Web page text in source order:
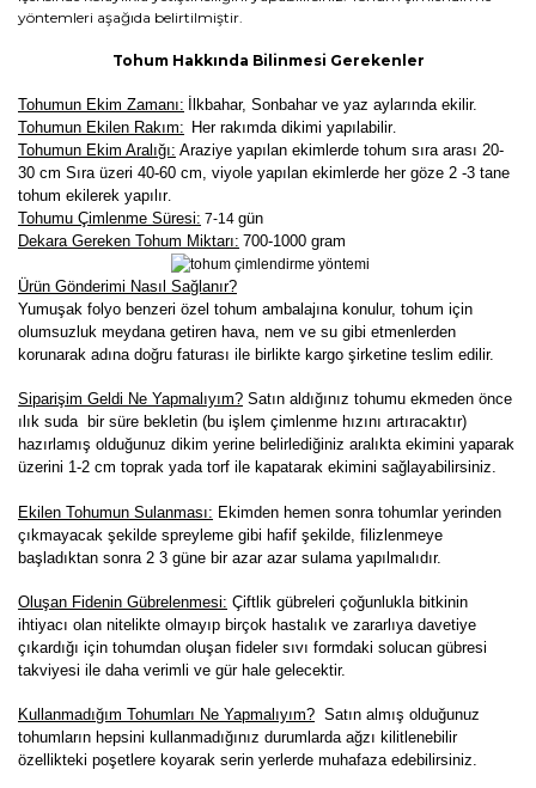
yöntemleri aşağıda belirtilmiştir.
Tohum Hakkında Bilinmesi Gerekenler
Tohumun Ekim Zamanı:
İlkbahar, Sonbahar ve yaz aylarında ekilir.
Tohumun Ekilen Rakım: Her rakımda dikimi yapılabilir.
Tohumun Ekim Aralığı: Araziye yapılan ekimlerde tohum sıra arası 20-
30 cm Sıra üzeri 40-60 cm, viyole yapılan ekimlerde her göze 2 -3 tane
tohum ekilerek yapılır.
Tohumu Çimlenme Süresi: 7-14 gün
Dekara Gereken Tohum Miktarı: 700-1000 gram
Ürün Gönderimi Nasıl Sağlanır?
Yumuşak folyo benzeri özel tohum ambalajına konulur, tohum için
olumsuzluk meydana getiren hava, nem ve su gibi etmenlerden
korunarak adına doğru faturası ile birlikte kargo şirketine teslim edilir.
Siparişim Geldi Ne Yapmalıyım? Satın aldığınız tohumu ekmeden önce
ılık suda bir süre bekletin (bu işlem çimlenme hızını artıracaktır)
hazırlamış olduğunuz dikim yerine belirlediğiniz aralıkta ekimini yaparak
üzerini 1-2 cm toprak yada torf ile kapatarak ekimini sağlayabilirsiniz.
Ekilen Tohumun Sulanması: Ekimden hemen sonra tohumlar yerinden
çıkmayacak şekilde spreyleme gibi hafif şekilde, filizlenmeye
başladıktan sonra 2 3 güne bir azar azar sulama yapılmalıdır.
Oluşan Fidenin Gübrelenmesi: Çiftlik gübreleri çoğunlukla bitkinin
ihtiyacı olan nitelikte olmayıp birçok hastalık ve zararlıya davetiye
çıkardığı için tohumdan oluşan fideler sıvı formdaki solucan gübresi
takviyesi ile daha verimli ve gür hale gelecektir.
Kullanmadığım Tohumları Ne Yapmalıyım? Satın almış olduğunuz
tohumların hepsini kullanmadığınız durumlarda ağzı kilitlenebilir
özellikteki poşetlere koyarak serin yerlerde muhafaza edebilirsiniz.